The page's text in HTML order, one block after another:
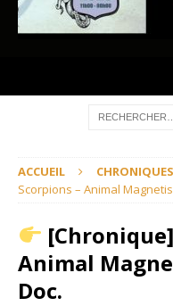
ACCUEIL
Scorpions – Animal
Animal
Doc.